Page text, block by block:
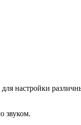
настройки
звуком.